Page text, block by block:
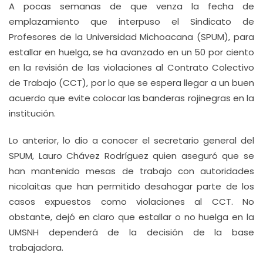
A pocas semanas de que venza la fecha de
emplazamiento que interpuso el Sindicato de
Profesores de la Universidad Michoacana (SPUM), para
estallar en huelga, se ha avanzado en un 50 por ciento
en la revisión de las violaciones al Contrato Colectivo
de Trabajo (CCT), por lo que se espera llegar a un buen
acuerdo que evite colocar las banderas rojinegras en la
institución.
Lo anterior, lo dio a conocer el secretario general del
SPUM, Lauro Chávez Rodríguez quien aseguró que se
han mantenido mesas de trabajo con autoridades
nicolaitas que han permitido desahogar parte de los
casos expuestos como violaciones al CCT. No
obstante, dejó en claro que estallar o no huelga en la
UMSNH dependerá de la decisión de la base
trabajadora.